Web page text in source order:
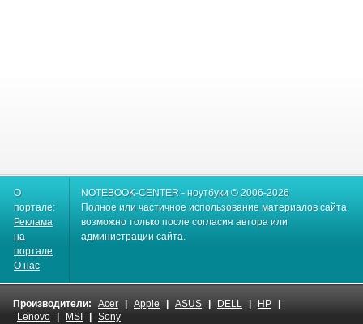
О
портале:
Реклама
на
портале
О нас
NOTEBOOK-CENTER - ноутбуки © 2006-2026
Полное или частичное использование материалов сайта
возможно только после согласия автора или
администрации сайта.
Производители: Acer Apple ASUS DELL HP
Lenovo
MSI Sony